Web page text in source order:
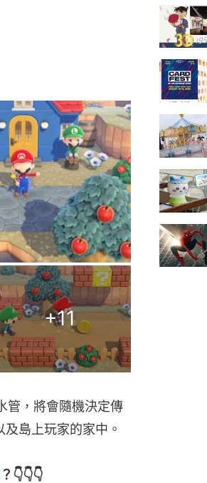
+11
管，將會隨機決定傳
島上玩家的家中。
？👇👇👇